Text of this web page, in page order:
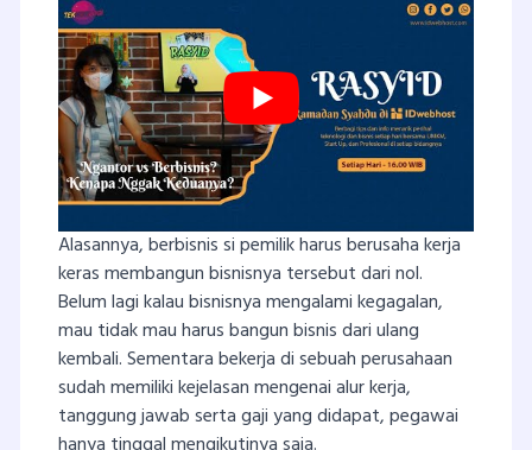
Alasannya, berbisnis si pemilik harus berusaha kerja
keras membangun bisnisnya tersebut dari nol.
Belum lagi kalau bisnisnya mengalami kegagalan,
mau tidak mau harus bangun bisnis dari ulang
kembali. Sementara bekerja di sebuah perusahaan
sudah memiliki kejelasan mengenai alur kerja,
tanggung jawab serta gaji yang didapat, pegawai